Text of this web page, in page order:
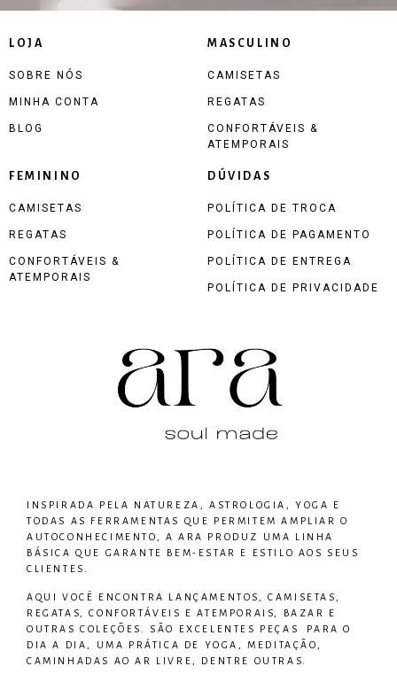
LOJA
SOBRE NÓS
MINHA CONTA
BLOG
MASCULINO
CAMISETAS
REGATAS
CONFORTÁVEIS &
ATEMPORAIS
FEMININO
CAMISETAS
REGATAS
CONFORTÁVEIS &
ATEMPORAIS
DÚVIDAS
POLÍTICA DE TROCA
POLÍTICA DE PAGAMENTO
POLÍTICA DE ENTREGA
POLÍTICA DE PRIVACIDADE
INSPIRADA PELA NATUREZA, ASTROLOGIA, YOGA E
TODAS AS FERRAMENTAS QUE PERMITEM AMPLIAR O
AUTOCONHECIMENTO, A ARA PRODUZ UMA LINHA
BÁSICA QUE GARANTE BEM-ESTAR E ESTILO AOS SEUS
CLIENTES.
AQUI VOCÊ ENCONTRA LANÇAMENTOS, CAMISETAS,
REGATAS, CONFORTÁVEIS E ATEMPORAIS, BAZAR E
OUTRAS COLEÇÕES. SÃO EXCELENTES PEÇAS PARA O
DIA A DIA, UMA PRÁTICA DE YOGA, MEDITAÇÃO,
CAMINHADAS AO AR LIVRE, DENTRE OUTRAS.